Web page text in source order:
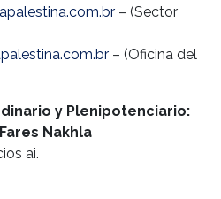
– (Sector
– (Oficina del
y Plenipotenciario:
Fares Nakhla
ai.